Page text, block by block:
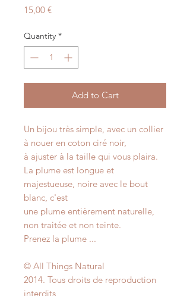
15,00 €Price
Quantity *
Add to Cart
Un bijou très simple, avec un collier
à nouer en coton ciré noir,
à ajuster à la taille qui vous plaira.
La plume est longue et
majestueuse, noire avec le bout
blanc, c'est
une plume entièrement naturelle,
non traitée et non teinte.
Prenez la plume ...
© All Things Natural
2014. Tous droits de reproduction
interdits